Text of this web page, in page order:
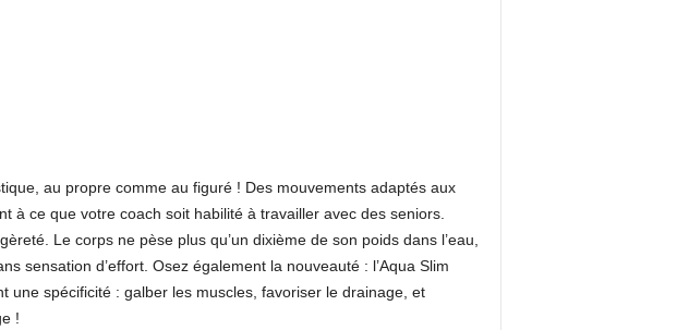
au propre comme au figuré ! Des mouvements adaptés aux
à ce que votre coach soit habilité à travailler avec des seniors.
Le corps ne pèse plus qu’un dixième de son poids dans l’eau,
sensation d’effort. Osez également la nouveauté : l’Aqua Slim
une spécificité : galber les muscles, favoriser le drainage, et
!